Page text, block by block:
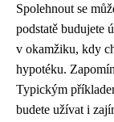
Spolehnout se
podstatě budujete
v okamžiku, kdy
hypotéku.
Typickým
budete užívat i